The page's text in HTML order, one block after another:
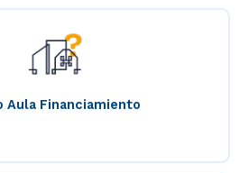
Aula Financiamiento